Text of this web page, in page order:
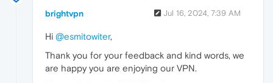
brightvpn Jul 16, 2024, 7:39 AM
Hi @esmitowiter,
Thank you for your feedback and kind words, we
are happy you are enjoying our VPN.